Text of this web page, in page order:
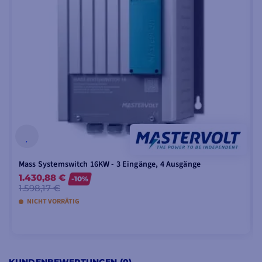
automatische
sorgen dafür, dass die
Digitaluhren richtig
funktionieren und die
Lebensdauer der Batterien
verlängert wird. Die
Hochfrequenztechnologie
Mass Systemswitch 16KW - 3 Eingänge, 4 Ausgänge
1.430,88 €
1.598,17 €
-10%
NICHT VORRÄTIG